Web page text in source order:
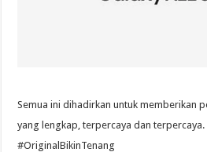
Semua ini dihadirkan untuk memberikan
yang lengkap, terpercaya dan terpercaya.
#OriginalBikinTenang